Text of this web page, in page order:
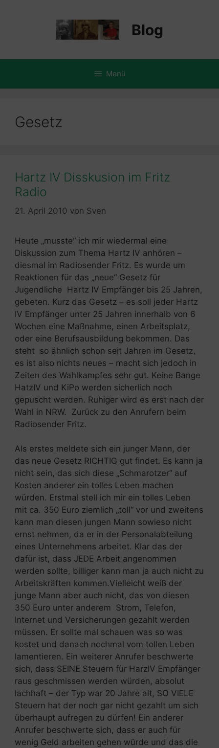
Blog
Menü
Gesetz
Hartz IV Disskusion im Fritz
Radio
21. April 2010 von Sven
Heute „musste“ ich mir wiedermal eine
Diskussion zum Thema Hartz IV anhören –
diesmal im Radiosender Fritz. Es wurde um
Reaktionen für das „neue“ Gesetz für
Jugendliche Hartz IV Empfänger bis 25 Jahren,
gebeten. Kurz das Gesetz – es soll jeder Hartz
IV Empfänger unter 25 Jahren innerhalb von 6
Wochen eine Maßnahme, einen Arbeitsplatz,
oder eine Berufsausbildung bekommen. Das
steht so ähnlich schon seit Jahren im Gesetz,
es ist also nichts neues – macht sich jedoch in
Zeiten des Wahlkampfes sehr gut. Keine Bange
HatzIV und KiPo werden sicherlich noch
gepuscht werden. Ruhiger wird es erst nach der
Wahl in NRW. Zurück zu den Anrufern beim
Radiosender Fritz.
Als erstes meldete sich ein junger Mann, der
das neue Gesetz RICHTIG gut findet. Es kann ja
nicht sein, das sich diese „Schmarotzer“ auf
Kosten anderer ein tolles Leben machen
würden. Erstmal stell ich mir ein tolles Leben
mit ca. 350 Euro ziemlich „toll“ vor und zweitens
kann man diesen jungen Mann sowieso nicht
ernst nehmen, da er in der Personalabteilung
eines Unternehmens arbeitet. Klar das der
dafür ist, dass JEDE Arbeit angenommen
werden sollte, billiger kann man ja auch nicht zu
Arbeitskräften kommen.Vielleicht weiß der
junge Mann aber auch nicht, das von diesen
350 Euro unter anderem Strom, Telefon,
Internet und Versicherungen gezahlt werden
müssen. Er sollte mal schauen was so was
kostet und danach nochmal vom tollen Leben
lamentieren. Ein weiterer Anrufer beschwerte
sich, dass SEINE Steuern für HarzIV Empfänger
raus geschmissen werden würden, absolut
lachhaft – der Typ war 20 Jahre alt, SO VIELE
Steuern hat der noch gar nicht gezahlt um sich
überhaupt aufregen zu dürfen! Ein anderer
Anrufer beschwerte sich, dass er auch für
wenig Geld arbeiten gehen würde und das die